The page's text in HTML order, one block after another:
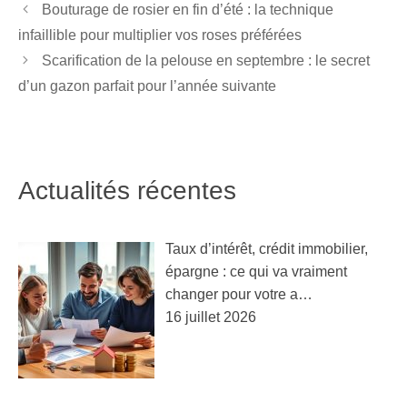
Bouturage de rosier en fin d’été : la technique
infaillible pour multiplier vos roses préférées
Scarification de la pelouse en septembre : le secret
d’un gazon parfait pour l’année suivante
Actualités récentes
Taux d’intérêt, crédit immobilier,
épargne : ce qui va vraiment
changer pour votre a…
16 juillet 2026